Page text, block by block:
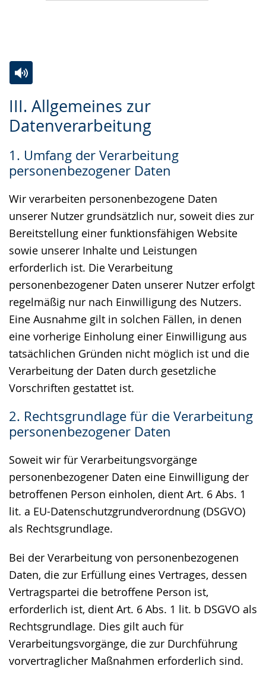
III. Allgemeines zur
Datenverarbeitung
1. Umfang der Verarbeitung
personenbezogener Daten
Wir verarbeiten personenbezogene Daten
unserer Nutzer grundsätzlich nur, soweit dies zur
Bereitstellung einer funktionsfähigen Website
sowie unserer Inhalte und Leistungen
erforderlich ist. Die Verarbeitung
personenbezogener Daten unserer Nutzer erfolgt
regelmäßig nur nach Einwilligung des Nutzers.
Eine Ausnahme gilt in solchen Fällen, in denen
eine vorherige Einholung einer Einwilligung aus
tatsächlichen Gründen nicht möglich ist und die
Verarbeitung der Daten durch gesetzliche
Vorschriften gestattet ist.
2. Rechtsgrundlage für die Verarbeitung
personenbezogener Daten
Soweit wir für Verarbeitungsvorgänge
personenbezogener Daten eine Einwilligung der
betroffenen Person einholen, dient Art. 6 Abs. 1
lit. a EU-Datenschutzgrundverordnung (DSGVO)
als Rechtsgrundlage.
Bei der Verarbeitung von personenbezogenen
Daten, die zur Erfüllung eines Vertrages, dessen
Vertragspartei die betroffene Person ist,
erforderlich ist, dient Art. 6 Abs. 1 lit. b DSGVO als
Rechtsgrundlage. Dies gilt auch für
Verarbeitungsvorgänge, die zur Durchführung
vorvertraglicher Maßnahmen erforderlich sind.
Leichten
Sprache
Audio-
Unterstützung.
Video
in
Gebärdensprache
wird
angezeigt.